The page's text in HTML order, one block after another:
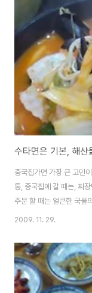
수타면은 기본, 해산
중국집가면 가장 큰 고민
통, 중국집에 갈 때는, 짜
주문 할 때는 얼큰한 국물
중국집에는 짜장면과 짬
다. 오늘 소개하는 중국집
는 집 입니다. 사진에 보
하게 들어있구요. 가리비
등 야채도 많이 들어있습
2009. 11. 29.